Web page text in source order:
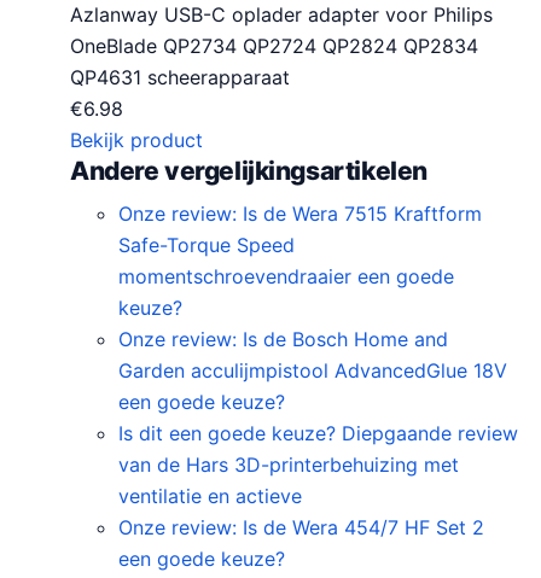
Azlanway USB-C oplader adapter voor Philips
OneBlade QP2734 QP2724 QP2824 QP2834
QP4631 scheerapparaat
€6.98
Bekijk product
Andere vergelijkingsartikelen
Onze review: Is de Wera 7515 Kraftform
Safe-Torque Speed
momentschroevendraaier een goede
keuze?
Onze review: Is de Bosch Home and
Garden acculijmpistool AdvancedGlue 18V
een goede keuze?
Is dit een goede keuze? Diepgaande review
van de Hars 3D-printerbehuizing met
ventilatie en actieve
Onze review: Is de Wera 454/7 HF Set 2
een goede keuze?